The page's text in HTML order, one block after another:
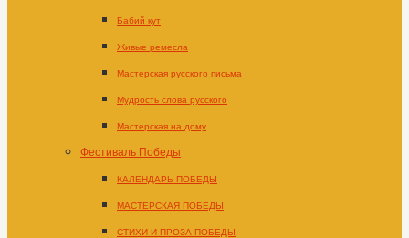
Бабий кут
Живые ремесла
Мастерская русского письма
Мудрость слова русского
Мастерская на дому
Фестиваль Победы
КАЛЕНДАРЬ ПОБЕДЫ
МАСТЕРСКАЯ ПОБЕДЫ
СТИХИ И ПРОЗА ПОБЕДЫ